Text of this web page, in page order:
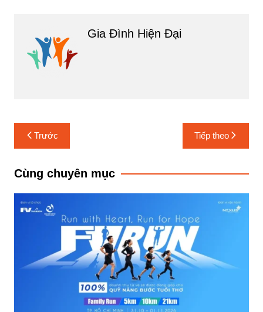
Gia Đình Hiện Đại
Điều
hướng
bài
Trước Tiếp theo
Cùng chuyên mục